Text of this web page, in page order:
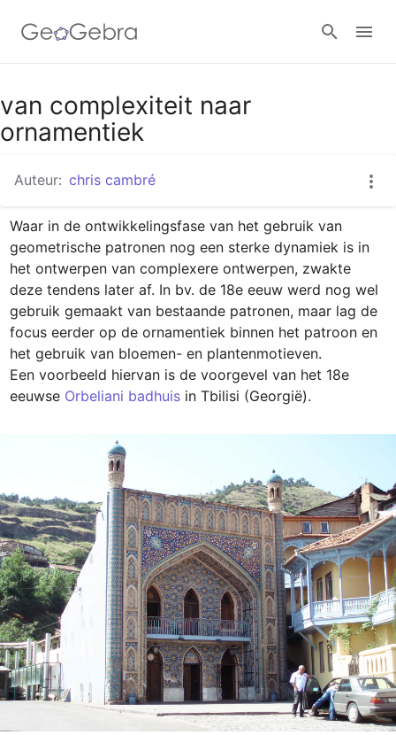
Google Classroom
Aanmelden
van complexiteit naar
ornamentiek
Auteur: chris cambré
Waar in de ontwikkelingsfase van het gebruik van
geometrische patronen nog een sterke dynamiek is in
het ontwerpen van complexere ontwerpen, zwakte
deze tendens later af. In bv. de 18e eeuw werd nog wel
gebruik gemaakt van bestaande patronen, maar lag de
focus eerder op de ornamentiek binnen het patroon en
het gebruik van bloemen- en plantenmotieven.
Een voorbeeld hiervan is de voorgevel van het 18e
eeuwse Orbeliani badhuis in Tbilisi (Georgië).